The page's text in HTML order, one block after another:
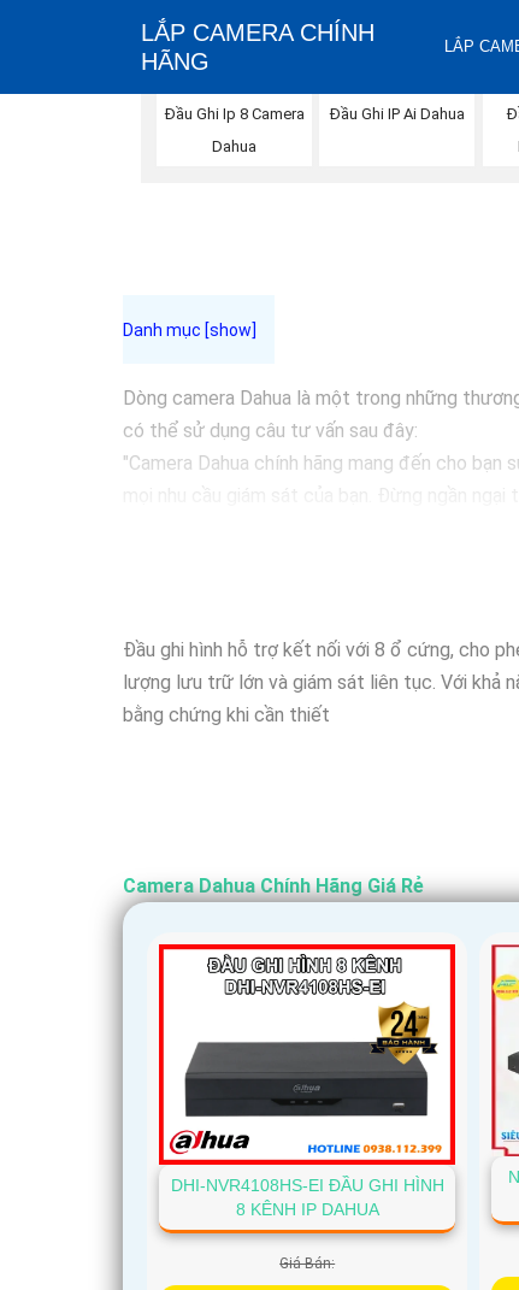
LẮP CAMERA CHÍNH
HÃNG
LẮP
Đầu Ghi Ip 8 Camera
Dahua
Đầu Ghi IP Ai Dahua
Dòng camera Dahua là một trong những
có thể sử dụng câu tư vấn sau đây:
"Camera Dahua chính hãng mang đến cho
Đầu ghi hình hỗ trợ kết nối với 8 ổ cứng, cho
lượng lưu trữ lớn và giám sát liên tục. Với khả
bằng chứng khi cần thiết
Camera Dahua Chính Hãng Giá Rẻ
DHI-NVR4108HS-EI ĐẦU GHI HÌNH
8 KÊNH IP DAHUA
Giá Bán: